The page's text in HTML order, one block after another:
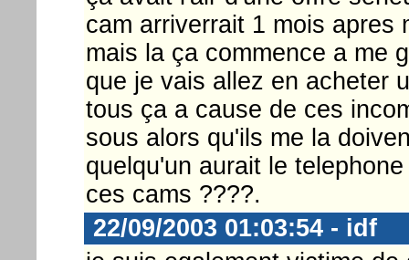
cam arriverrait 1 mois apres
mais la ça commence a me
que je vais allez en acheter
tous ça a cause de ces
sous alors qu'ils me la
quelqu'un aurait le
ces cams ????.
22/09/2003 01:03:54 - idf